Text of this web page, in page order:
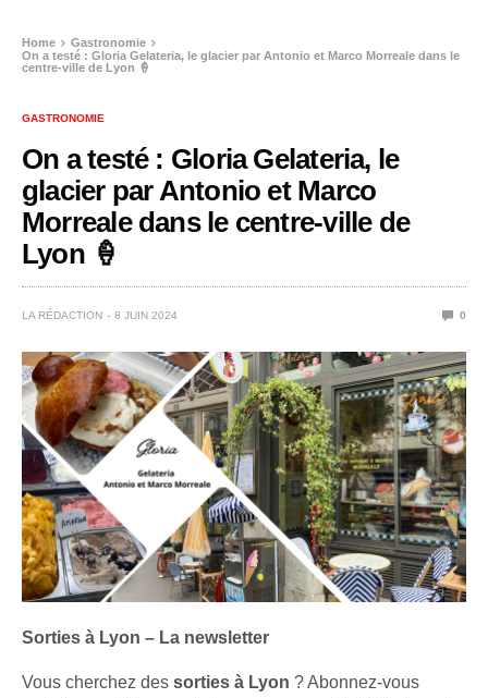
Home
Gastronomie
On a testé : Gloria Gelateria, le glacier par Antonio et Marco Morreale dans le
centre-ville de Lyon 🍦
GASTRONOMIE
On a testé : Gloria Gelateria, le
glacier par Antonio et Marco
Morreale dans le centre-ville de
Lyon 🍦
LA RÉDACTION 8 JUIN 2024 0
Sorties à Lyon – La newsletter
Vous cherchez dessorties à Lyon ? Abonnez-vous